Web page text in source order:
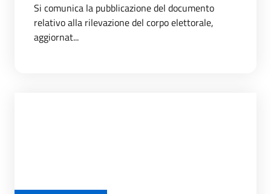
Si comunica la pubblicazione del documento
relativo alla rilevazione del corpo elettorale,
aggiornat...